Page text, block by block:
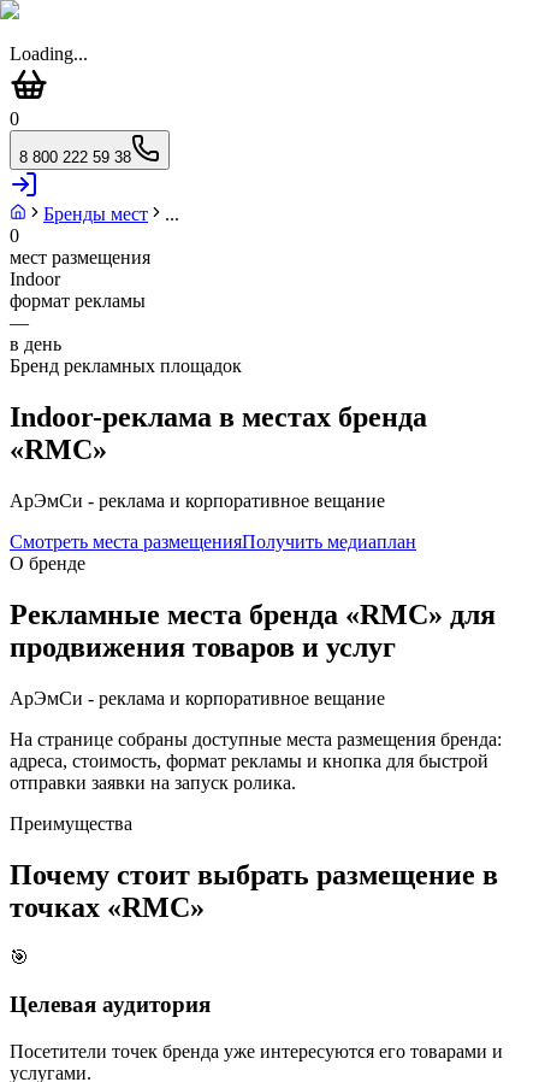
Loading...
0
8 800 222 59 38
Бренды мест
...
0
мест размещения
Indoor
формат рекламы
—
в день
Бренд рекламных площадок
Indoor-реклама в местах бренда
«RMC»
АрЭмСи - реклама и корпоративное вещание
Смотреть места размещенияПолучить медиаплан
О бренде
Рекламные места бренда «RMC» для
продвижения товаров и услуг
АрЭмСи - реклама и корпоративное вещание
На странице собраны доступные места размещения бренда:
адреса, стоимость, формат рекламы и кнопка для быстрой
отправки заявки на запуск ролика.
Преимущества
Почему стоит выбрать размещение в
точках «RMC»
🎯
Целевая аудитория
Посетители точек бренда уже интересуются его товарами и
услугами.